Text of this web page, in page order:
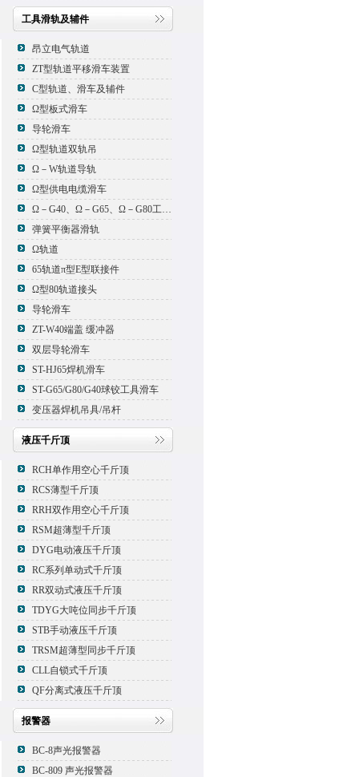
工具滑轨及辅件
昂立电气轨道
ZT型轨道平移滑车装置
C型轨道、滑车及辅件
Ω型板式滑车
导轮滑车
Ω型轨道双轨吊
Ω－W轨道导轨
Ω型供电电缆滑车
Ω－G40、Ω－G65、Ω－G80工具滑车
弹簧平衡器滑轨
Ω轨道
65轨道π型E型联接件
Ω型80轨道接头
导轮滑车
ZT-W40端盖 缓冲器
双层导轮滑车
ST-HJ65焊机滑车
ST-G65/G80/G40球铰工具滑车
变压器焊机吊具/吊杆
液压千斤顶
RCH单作用空心千斤顶
RCS薄型千斤顶
RRH双作用空心千斤顶
RSM超薄型千斤顶
DYG电动液压千斤顶
RC系列单动式千斤顶
RR双动式液压千斤顶
TDYG大吨位同步千斤顶
STB手动液压千斤顶
TRSM超薄型同步千斤顶
CLL自锁式千斤顶
QF分离式液压千斤顶
报警器
BC-8声光报警器
BC-809 声光报警器